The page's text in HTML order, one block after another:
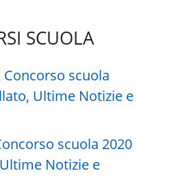
SCUOLA
scuola 2020
Notizie e